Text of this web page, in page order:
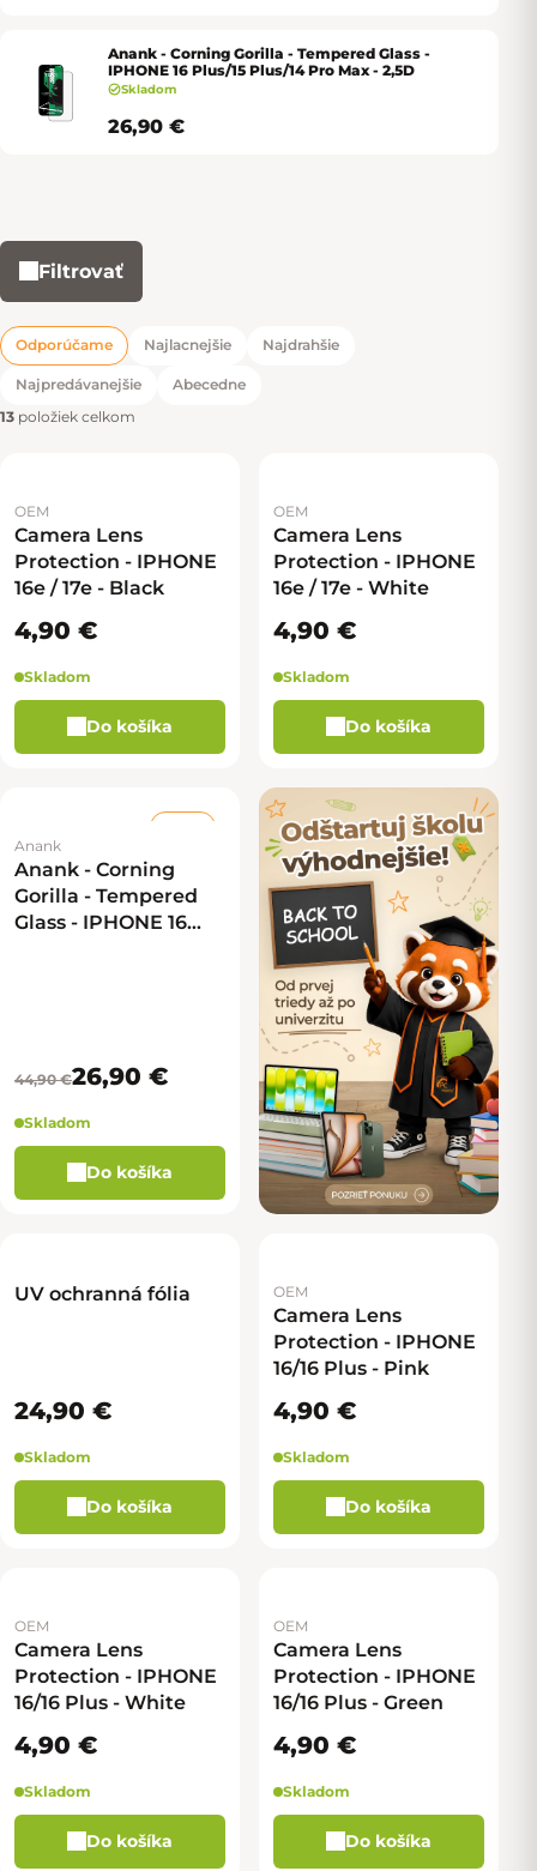
Anank - Corning Gorilla - Tempered Glass -
IPHONE 16 Plus/15 Plus/14 Pro Max - 2,5D
Skladom
26,90 €
Filtrovať
Radenie produktov
Odporúčame Najlacnejšie Najdrahšie
Najpredávanejšie
Abecedne
13 položiek celkom
Výpis produktov
OEM
Camera Lens
Protection - IPHONE
16e / 17e - Black
4,90 €
Skladom
Do košíka
OEM
Camera Lens
Protection - IPHONE
16e / 17e - White
4,90 €
Skladom
Do košíka
Anank
Anank - Corning
Gorilla - Tempered
Glass - IPHONE 16
44,90 €26,90 €
Skladom
Do košíka
UV ochranná fólia
24,90 €
Skladom
Do košíka
OEM
Camera Lens
Protection - IPHONE
16/16 Plus - Pink
4,90 €
Skladom
Do košíka
OEM
Camera Lens
Protection - IPHONE
16/16 Plus - White
4,90 €
Skladom
Do košíka
OEM
Camera Lens
Protection - IPHONE
16/16 Plus - Green
4,90 €
Skladom
Do košíka